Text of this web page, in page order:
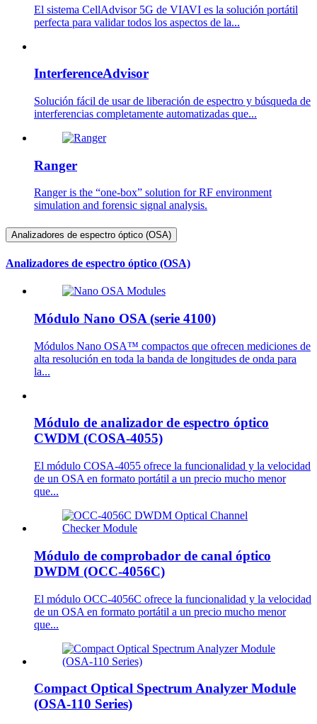
El sistema CellAdvisor 5G de VIAVI es la solución portátil
perfecta para validar todos los aspectos de la...
InterferenceAdvisor
Solución fácil de usar de liberación de espectro y búsqueda de
interferencias completamente automatizadas que...
Ranger
Ranger is the “one-box” solution for RF environment
simulation and forensic signal analysis.
Analizadores de espectro óptico (OSA)
Analizadores de espectro óptico (OSA)
Módulo Nano OSA (serie 4100)
Módulos Nano OSA™ compactos que ofrecen mediciones de
alta resolución en toda la banda de longitudes de onda para
la...
Módulo de analizador de espectro óptico
CWDM (COSA-4055)
El módulo COSA-4055 ofrece la funcionalidad y la velocidad
de un OSA en formato portátil a un precio mucho menor
que...
Módulo de comprobador de canal óptico
DWDM (OCC-4056C)
El módulo OCC-4056C ofrece la funcionalidad y la velocidad
de un OSA en formato portátil a un precio mucho menor
que...
Compact Optical Spectrum Analyzer Module
(OSA-110 Series)